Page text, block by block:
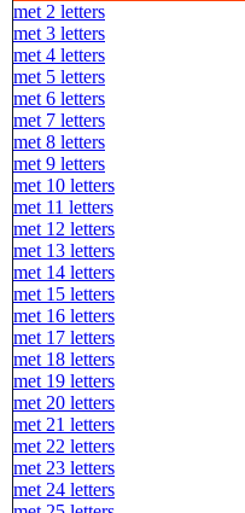
met 2 letters
met 3 letters
met 4 letters
met 5 letters
met 6 letters
met 7 letters
met 8 letters
met 9 letters
met 10 letters
met 11 letters
met 12 letters
met 13 letters
met 14 letters
met 15 letters
met 16 letters
met 17 letters
met 18 letters
met 19 letters
met 20 letters
met 21 letters
met 22 letters
met 23 letters
met 24 letters